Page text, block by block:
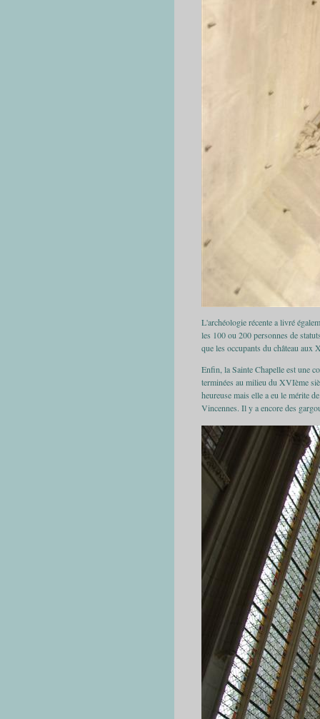
L'archéologie récente a livré
les 100 ou 200 personnes de
que les occupants du château aux
Enfin, la Sainte Chapelle est une
terminées au milieu du XVIème
heureuse mais elle a eu le mérite
Vincennes. Il y a encore des